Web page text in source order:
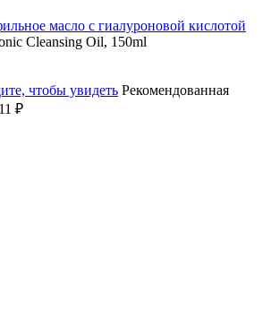
масло с гиалуроновой кислотой
Cleansing Oil, 150ml
чтобы увидеть Рекомендованная
₽